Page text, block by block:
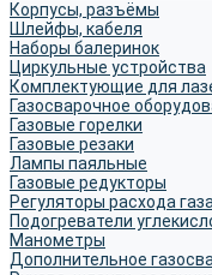
Корпусы, разъёмы
Шлейфы, кабеля
Наборы балеринок
Циркульные устройства
Комплектующие для
Газосварочное
Газовые горелки
Газовые резаки
Лампы паяльные
Газовые редукторы
Регуляторы расхода газа
Подогреватели
Манометры
Дополнительное